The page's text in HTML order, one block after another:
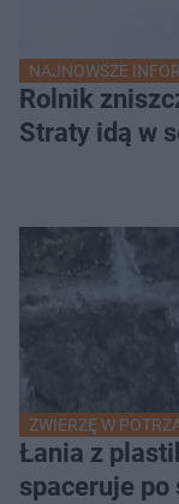
NAJNOWSZE
Rolnik
Straty idą w
ZWIERZĘ W
Łania z
spaceruje po